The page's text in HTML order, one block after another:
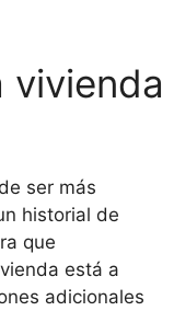
vivienda
ser más
historial de
que
está a
adicionales